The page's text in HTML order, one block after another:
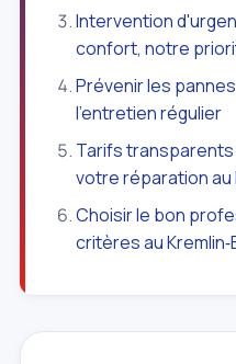
Intervention
confort, notre
Prévenir les
l'entretien régulier
Tarifs
votre réparation au
Choisir le bon
critères au